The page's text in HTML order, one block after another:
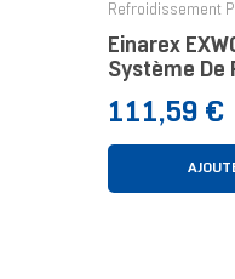
Refroidissement
Einarex
Système De
Prix
111,59 €